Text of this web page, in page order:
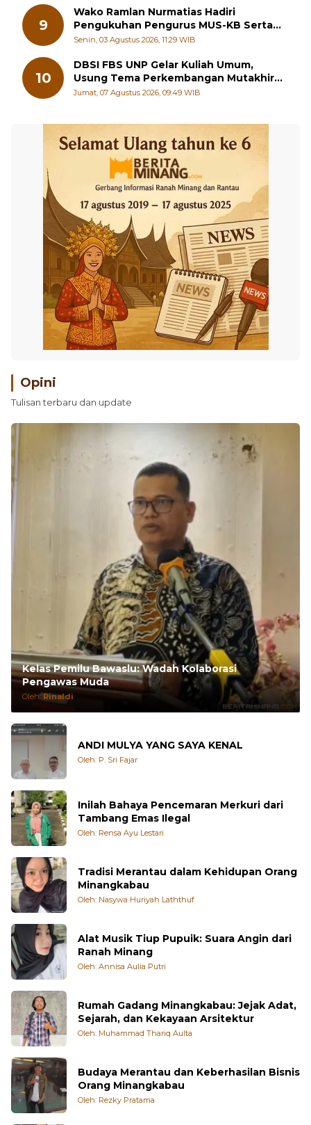
9
Wako Ramlan Nurmatias Hadiri
Pengukuhan Pengurus MUS-KB Serta
LMKB Periode 2026-2031,
Senin, 03 Agustus 2026, 11:29 WIB
10
DBSI FBS UNP Gelar Kuliah Umum,
Usung Tema Perkembangan Mutakhir
Sastra Dunia
Jumat, 07 Agustus 2026, 09:49 WIB
Opini
Tulisan terbaru dan update
Kelas Pemilu Bawaslu: Wadah Kolaborasi
Pengawas Muda
Oleh: Rinaldi
ANDI MULYA YANG SAYA KENAL
Oleh: P. Sri Fajar
Inilah Bahaya Pencemaran Merkuri dari
Tambang Emas Ilegal
Oleh: Rensa Ayu Lestari
Tradisi Merantau dalam Kehidupan Orang
Minangkabau
Oleh: Nasywa Huriyah Laththuf
Alat Musik Tiup Pupuik: Suara Angin dari
Ranah Minang
Oleh: Annisa Aulia Putri
Rumah Gadang Minangkabau: Jejak Adat,
Sejarah, dan Kekayaan Arsitektur
Oleh: Muhammad Thariq Aulta
Budaya Merantau dan Keberhasilan Bisnis
Orang Minangkabau
Oleh: Rezky Pratama